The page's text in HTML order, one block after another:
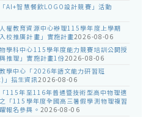
AI+智慧餐飲LOGO設計競賽」活動
權教育資源中心辦理115學年度上學期
校推廣計畫」實施計畫2026-08-06
學科中心115學年度能力競賽培訓公開授
推理」實施計畫1份2026-08-06
學中心「2026年語文能力研習班
招生資訊2026-08-06
115年至116年普通暨技術型高中物理適
「115學年度全國高三暑假學測物理複習
報名參與。 2026-08-06